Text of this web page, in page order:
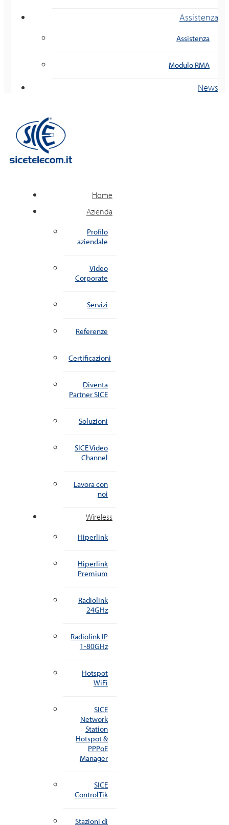
Assistenza
Assistenza
Modulo RMA
News
Home
Azienda
Profilo
aziendale
Video
Corporate
Servizi
Referenze
Certificazioni
Diventa
Partner SICE
Soluzioni
SICE Video
Channel
Lavora con
noi
Wireless
Hiperlink
Hiperlink
Premium
Radiolink
24GHz
Radiolink IP
1-80GHz
Hotspot
WiFi
SICE
Network
Station
Hotspot &
PPPoE
Manager
SICE
ControlTik
Stazioni di